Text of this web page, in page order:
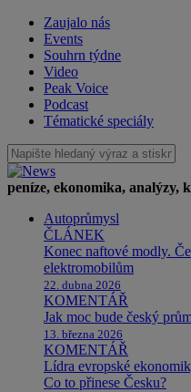
Zaujalo nás
Events
Souhrn týdne
Video
Peak Voice
Podcast
Tématické speciály
peníze, ekonomika, analýzy,
Autoprůmysl
ČLÁNEK
Konec naftové modly.
elektromobilům
22. dubna 2026
KOMENTÁŘ
Jak moc bude český
13. března 2026
KOMENTÁŘ
Lídra evropské
Co to přinese Česku?